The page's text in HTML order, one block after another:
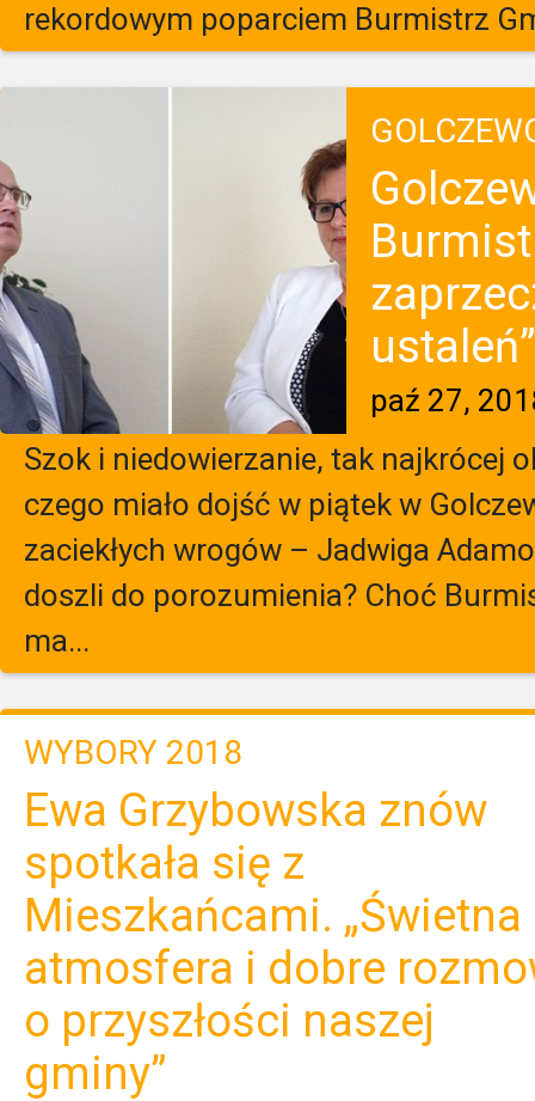
rekordowym poparciem Burmistrz
ustaleń”
paź 27,
Szok i niedowierzanie, tak najkrócej
czego miało dojść w piątek w
zaciekłych wrogów – Jadwiga
doszli do porozumienia? Choć
ma...
WYBORY 2018
Ewa Grzybowska znów
spotkała się z
Mieszkańcami. „Świetna
atmosfera i dobre
o przyszłości naszej
gminy”